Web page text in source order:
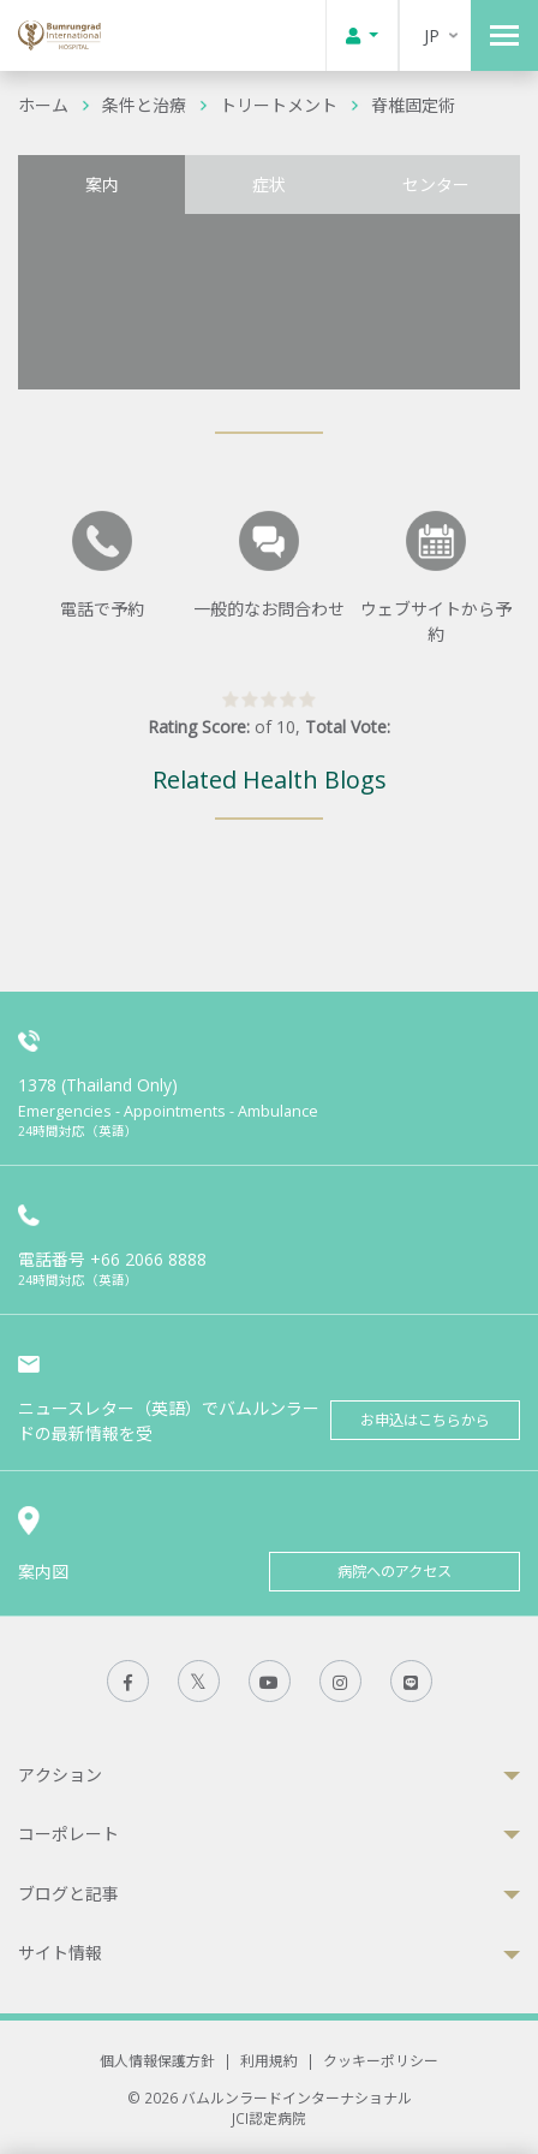
JP
ホーム 条件と治療 トリートメント 脊椎固定術
案内 症状 センター
電話で予約 一般的なお問合わせ
ウェブサイトから予
約
Rating Score: of 10, Total Vote:
Related Health Blogs
1378 (Thailand Only)
Emergencies - Appointments - Ambulance
24時間対応（英語）
電話番号 +66 2066 8888
24時間対応（英語）
ニュースレター（英語）でバムルンラー
ドの最新情報を受
お申込はこちらから
案内図 病院へのアクセス
アクション
コーポレート
ブログと記事
サイト情報
個人情報保護方針 | 利用規約 |
クッキーポリシー
© 2026 バムルンラードインターナショナル
JCI認定病院